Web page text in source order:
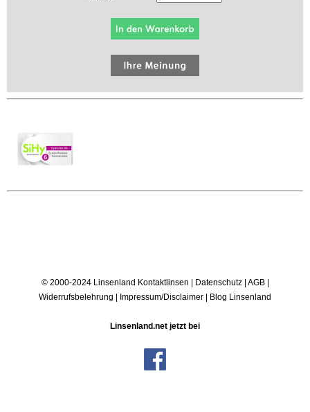
© 2000-2024 Linsenland Kontaktlinsen | Datenschutz| AGB|
Widerrufsbelehrung | Impressum/Disclaimer | Blog Linsenland
Linsenland.net jetzt bei